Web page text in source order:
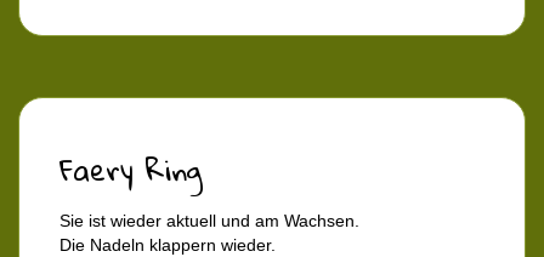
Faery Ring
Sie ist wieder aktuell und am Wachsen.
Die Nadeln klappern wieder.